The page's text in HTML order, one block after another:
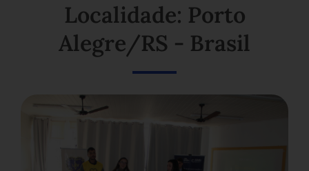
Localidade: Porto
Alegre/RS - Brasil